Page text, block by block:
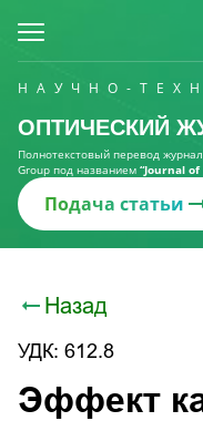
НАУЧНО-
ОПТИЧЕСКИЙ
Полнотекстовый перевод
Group под названием “Journal
Подача статьи
Назад
УДК: 612.8
Эффект